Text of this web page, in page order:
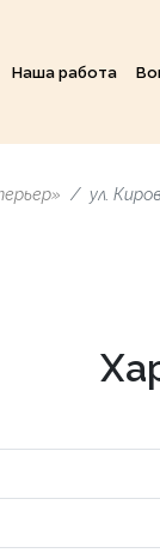
Наша работа
ул.